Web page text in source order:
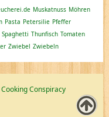
Muskatnuss Möhren
Pasta Petersilie Pfeffer
Spaghetti Thunfisch Tomaten
Zwiebel Zwiebeln
Cooking Conspiracy